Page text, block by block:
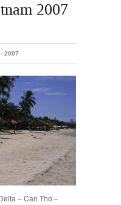
2007
2007
– Can Tho –